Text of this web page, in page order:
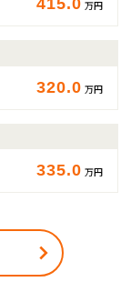
415.0 万円
320.0 万円
335.0 万円